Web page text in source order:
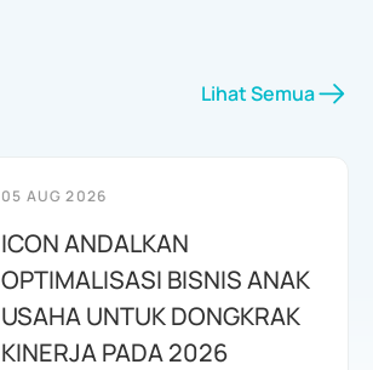
Lihat Semua
05 AUG 2026
ICON ANDALKAN
OPTIMALISASI BISNIS ANAK
USAHA UNTUK DONGKRAK
KINERJA PADA 2026